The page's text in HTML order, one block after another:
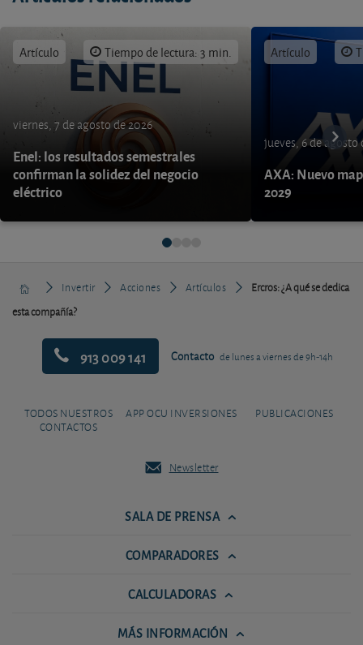
Artículo Tiempo de lectura: 3 min.
viernes, 7 de agosto de 2026
Enel: los resultados semestrales
confirman la solidez del negocio
eléctrico
Artículo
jueves, 6 de agosto
AXA: Nuevo
2029
Invertir Acciones Artículos
Ercros: ¿A qué se dedica
esta compañía?
913 009 141 Contacto de lunes a viernes de 9h-14h
TODOS NUESTROS
CONTACTOS
APP OCU INVERSIONES PUBLICACIONES
Newsletter
SALA DE PRENSA
COMPARADORES
CALCULADORAS
MÁS INFORMACIÓN